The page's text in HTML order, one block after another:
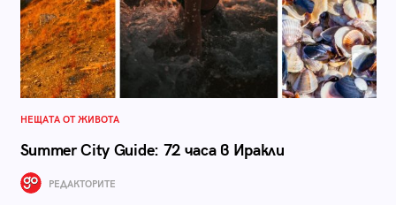
НЕЩАТА ОТ ЖИВОТА
Summer City Guide: 72 часа в Иракли
РЕДАКТОРИТЕ